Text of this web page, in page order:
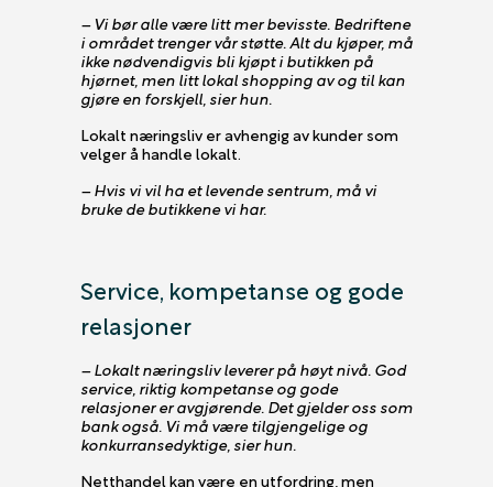
– Vi bør alle være litt mer bevisste. Bedriftene
i området trenger vår støtte. Alt du kjøper, må
ikke nødvendigvis bli kjøpt i butikken på
hjørnet, men litt lokal shopping av og til kan
gjøre en forskjell, sier hun.
Lokalt næringsliv er avhengig av kunder som
velger å handle lokalt.
– Hvis vi vil ha et levende sentrum, må vi
bruke de butikkene vi har.
Service, kompetanse og gode
relasjoner
– Lokalt næringsliv leverer på høyt nivå. God
service, riktig kompetanse og gode
relasjoner er avgjørende. Det gjelder oss som
bank også. Vi må være tilgjengelige og
konkurransedyktige, sier hun.
Netthandel kan være en utfordring, men